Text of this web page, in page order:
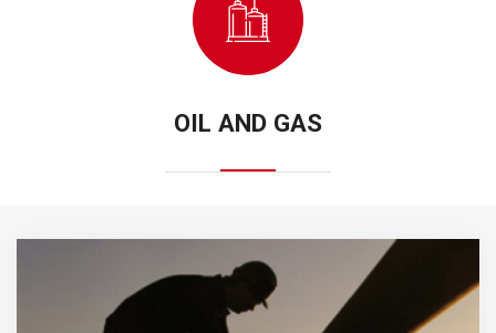
OIL AND GAS